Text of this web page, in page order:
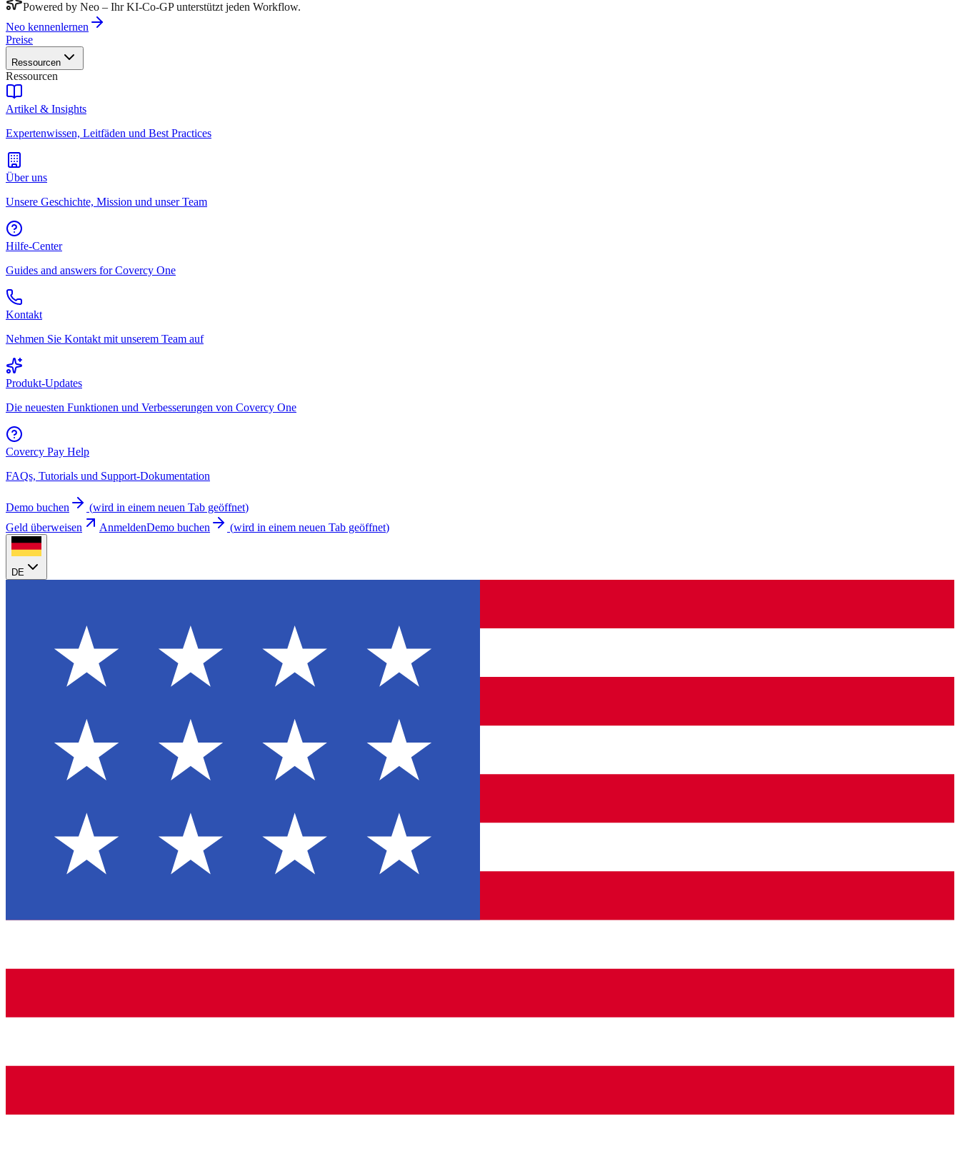
Powered by Neo – Ihr KI-Co-GP unterstützt jeden Workflow.
Neo kennenlernen
Preise
Ressourcen
Ressourcen
Artikel & Insights
Expertenwissen, Leitfäden und Best Practices
Über uns
Unsere Geschichte, Mission und unser Team
Hilfe-Center
Guides and answers for Covercy One
Kontakt
Nehmen Sie Kontakt mit unserem Team auf
Produkt-Updates
Die neuesten Funktionen und Verbesserungen von Covercy One
Covercy Pay Help
FAQs, Tutorials und Support-Dokumentation
Demo buchen (wird in einem neuen Tab geöffnet)
Geld überweisen
AnmeldenDemo buchen (wird in einem neuen Tab geöffnet)
DE